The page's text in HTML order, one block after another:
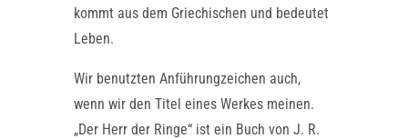
kommt aus dem Griechischen und bedeutet
Leben.
Wir benutzten Anführungzeichen auch,
wenn wir den Titel eines Werkes meinen.
„Der Herr der Ringe“ ist ein Buch von J. R.